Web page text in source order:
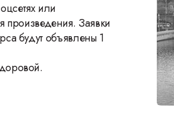
или
произведения. Заявки
будут объявлены 1